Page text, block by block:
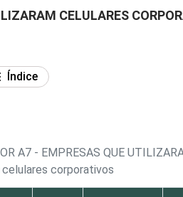
CELULARES
Índice
A7 - EMPRESAS QUE
corporativos